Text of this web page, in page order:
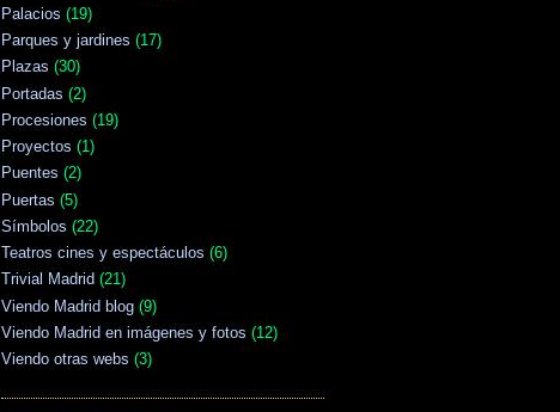
Palacios (19)
Parques y jardines (17)
Plazas (30)
Portadas (2)
Procesiones (19)
Proyectos (1)
Puentes (2)
Puertas (5)
Símbolos (22)
Teatros cines y espectáculos (6)
Trivial Madrid (21)
Viendo Madrid blog (9)
Viendo Madrid en imágenes y fotos (12)
Viendo otras webs (3)